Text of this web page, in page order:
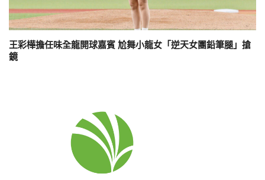
王彩樺擔任味全龍開球嘉賓 尬舞小龍女「逆天女團鉛筆腿」搶
鏡